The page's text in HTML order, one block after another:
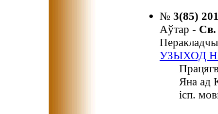
№ 3(85)
Аўтар -
УЗЫХОД
Яна ад
ісп.